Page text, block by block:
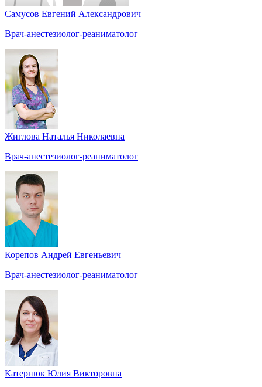
Самусов Евгений Александрович
Врач-анестезиолог-реаниматолог
Жиглова Наталья Николаевна
Врач-анестезиолог-реаниматолог
Корепов Андрей Евгеньевич
Врач-анестезиолог-реаниматолог
Катернюк Юлия Викторовна